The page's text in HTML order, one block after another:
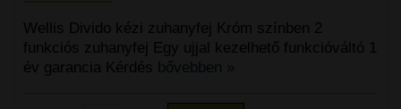
Wellis Divido kézi zuhanyfej Króm színben 2
funkciós zuhanyfej Egy ujjal kezelhető funkcióváltó 1
év garancia Kérdés
bővebben »